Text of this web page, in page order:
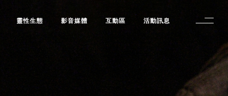
靈性生態 影音媒體 互動區 活動訊息